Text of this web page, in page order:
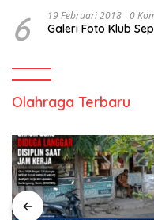
6 19 Februari 2018 0
Galeri Foto Klub
Olahraga Terbaru